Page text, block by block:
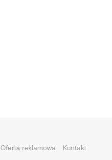
Oferta reklamowa Kontakt